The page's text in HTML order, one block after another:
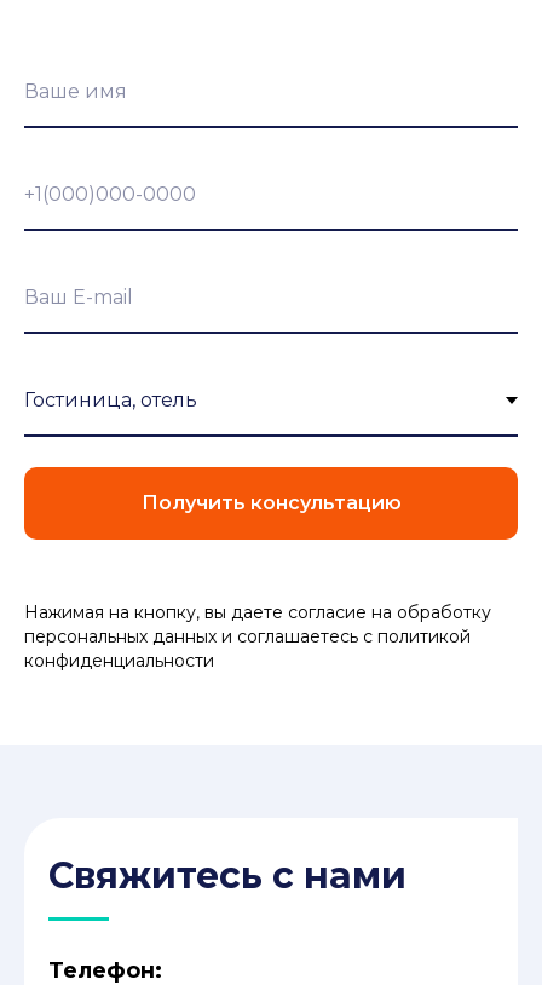
Ваше имя
+1(000)000-0000
Ваш E-mail
Получить консультацию
Нажимая на кнопку, вы даете согласие на обработку
персональных данных и соглашаетесь c политикой
конфиденциальности
Свяжитесь с нами
Телефон: